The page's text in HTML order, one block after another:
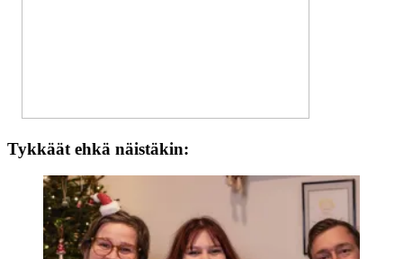
Tykkäät ehkä näistäkin: